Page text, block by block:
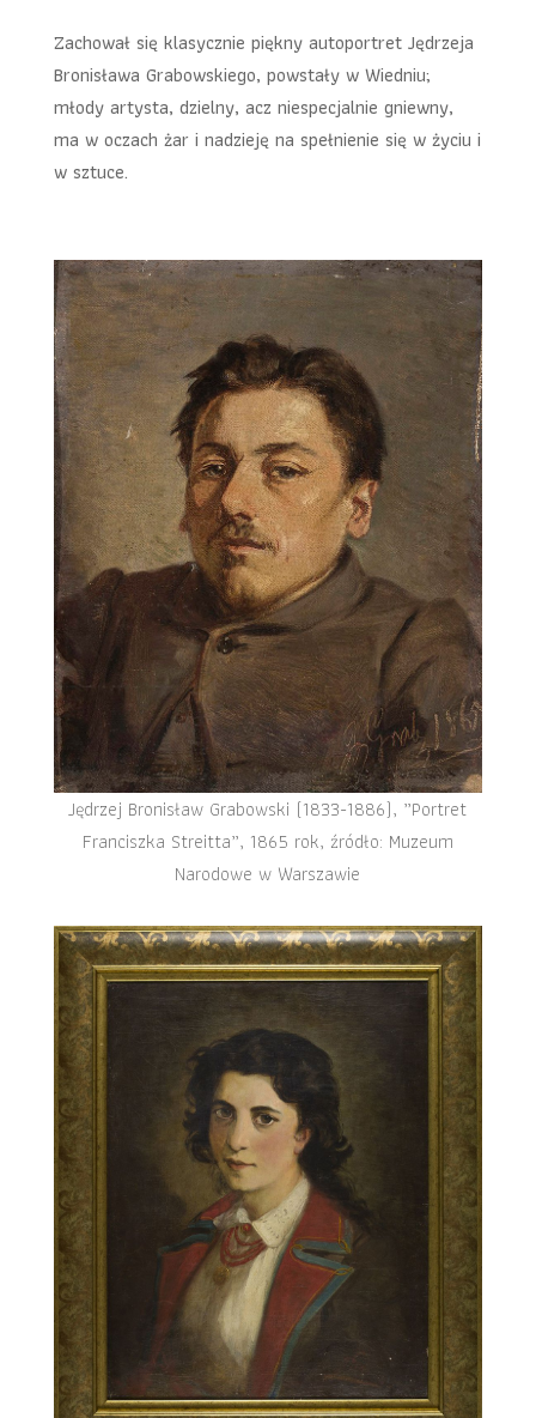
Zachował się klasycznie piękny autoportret Jędrzeja
Bronisława Grabowskiego, powstały w Wiedniu;
młody artysta, dzielny, acz niespecjalnie gniewny,
ma w oczach żar i nadzieję na spełnienie się w życiu i
w sztuce.
Jędrzej Bronisław Grabowski (1833-1886), „Portret
Franciszka Streitta”, 1865 rok, źródło: Muzeum
Narodowe w Warszawie